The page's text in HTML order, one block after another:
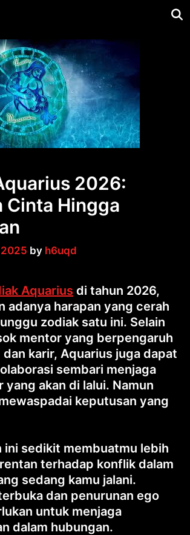
2026:
Cinta Hingga
by h6uqd
Aquarius di tahun 2026,
adanya harapan yang cerah
zodiak satu ini. Selain
mentor yang berpengaruh
karir, Aquarius juga dapat
sembari menjaga
yang akan di lalui. Namun
keputusan yang
ini sedikit membuatmu lebih
terhadap konflik dalam
sedang kamu jalani.
dan penurunan ego
untuk menjaga
dalam hubungan.